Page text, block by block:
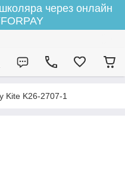
через онлайн
Kite K26-2707-1